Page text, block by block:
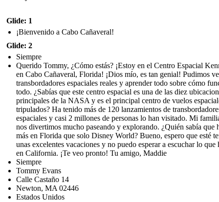
Glide: 1
¡Bienvenido a Cabo Cañaveral!
Glide: 2
Siempre
Querido Tommy, ¿Cómo estás? ¡Estoy en el Centro Espacial
en Cabo Cañaveral, Florida! ¡Dios mío, es tan genial! Pudimos
transbordadores espaciales reales y aprender todo sobre cómo
todo. ¿Sabías que este centro espacial es una de las diez
principales de la NASA y es el principal centro de vuelos
tripulados? Ha tenido más de 120 lanzamientos de
espaciales y casi 2 millones de personas lo han visitado. Mi
nos divertimos mucho paseando y explorando. ¿Quién sabía que
más en Florida que solo Disney World? Bueno, espero que esté
unas excelentes vacaciones y no puedo esperar a escuchar lo que
en California. ¡Te veo pronto! Tu amigo, Maddie
Siempre
Tommy Evans
Calle Castaño 14
Newton, MA 02446
Estados Unidos